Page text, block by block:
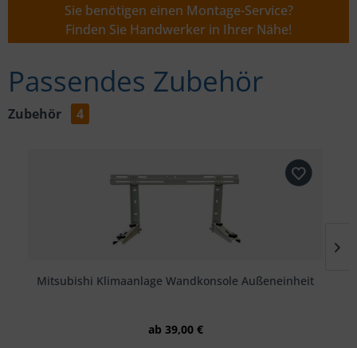
Sie benötigen einen Montage-Service?
Finden Sie Handwerker in Ihrer Nähe!
Passendes Zubehör
Zubehör 4
Mitsubishi Klimaanlage Wandkonsole Außeneinheit
ab 39,00 €